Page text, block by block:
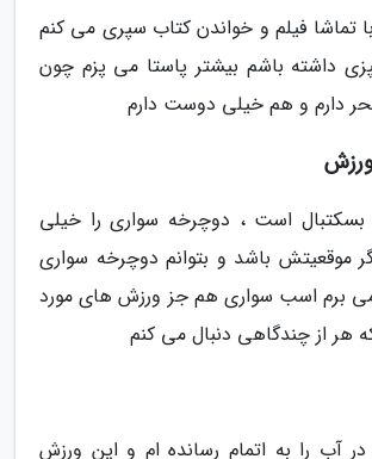
با تماشا فیلم و خواندن کتاب سپری می کنم
داشته باشم بیشتر پاستا می پزم چون
دارم و هم خیلی دوست دارم
ورزش
بسکتبال است ، دوچرخه سواری را خیلی
موقعیتش باشد و بتوانم دوچرخه سواری
برم اسب سواری هم جز ورزش های مورد
هر از چندگاهی دنبال می کنم
آب را به اتمام رسانده ام و این ورزش